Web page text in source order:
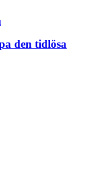
den tidlösa